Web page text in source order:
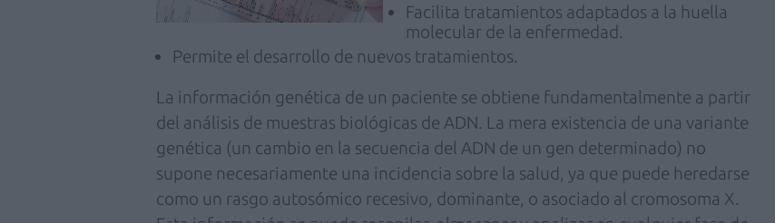
Facilita tratamientos adaptados a la huella
molecular de la enfermedad.
Permite el desarrollo de nuevos tratamientos.
La información genética de un paciente se obtiene fundamentalmente a partir
del análisis de muestras biológicas de ADN. La mera existencia de una variante
genética (un cambio en la secuencia del ADN de un gen determinado) no
supone necesariamente una incidencia sobre la salud, ya que puede heredarse
como un rasgo autosómico recesivo, dominante, o asociado al cromosoma X.